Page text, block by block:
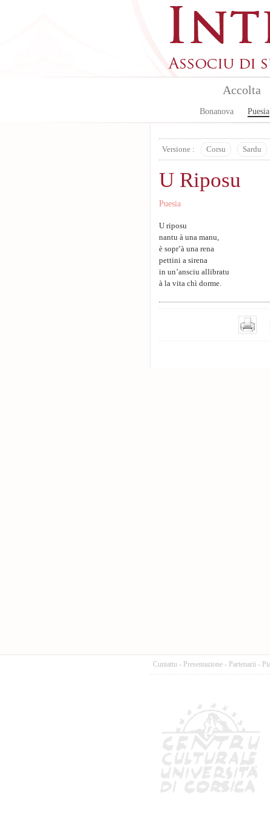
Accolta
Bonanova Puesia
Versione : Corsu Sardu
U Riposu
Puesia
U riposu
nantu à una manu,
è sopr’à una rena
pettini a sirena
in un’ansciu allibratu
à la vita chì dorme.
Cuntattu - Presentazione - Partenarii -